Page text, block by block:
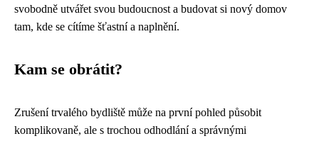
svobodně utvářet svou budoucnost a budovat si nový domov
tam, kde se cítíme šťastní a naplnění.
Kam se obrátit?
Zrušení trvalého bydliště může na první pohled působit
komplikovaně, ale s trochou odhodlání a správnými